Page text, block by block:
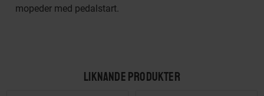
mopeder med pedalstart.
LIKNANDE PRODUKTER